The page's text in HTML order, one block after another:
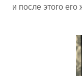
и после этого